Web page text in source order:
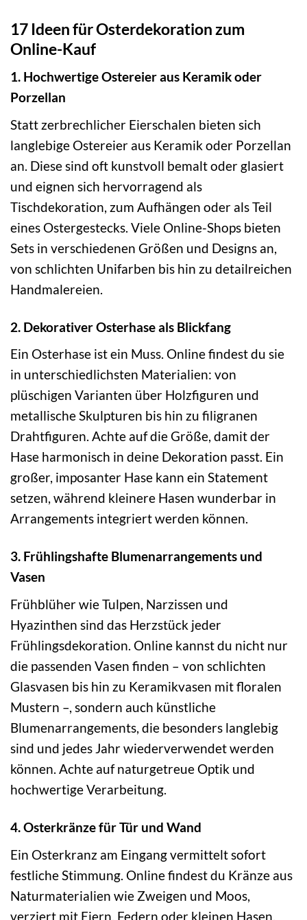
17 Ideen für Osterdekoration zum
Online-Kauf
1. Hochwertige Ostereier aus Keramik oder
Porzellan
Statt zerbrechlicher Eierschalen bieten sich
langlebige Ostereier aus Keramik oder Porzellan
an. Diese sind oft kunstvoll bemalt oder glasiert
und eignen sich hervorragend als
Tischdekoration, zum Aufhängen oder als Teil
eines Ostergestecks. Viele Online-Shops bieten
Sets in verschiedenen Größen und Designs an,
von schlichten Unifarben bis hin zu detailreichen
Handmalereien.
2. Dekorativer Osterhase als Blickfang
Ein Osterhase ist ein Muss. Online findest du sie
in unterschiedlichsten Materialien: von
plüschigen Varianten über Holzfiguren und
metallische Skulpturen bis hin zu filigranen
Drahtfiguren. Achte auf die Größe, damit der
Hase harmonisch in deine Dekoration passt. Ein
großer, imposanter Hase kann ein Statement
setzen, während kleinere Hasen wunderbar in
Arrangements integriert werden können.
3. Frühlingshafte Blumenarrangements und
Vasen
Frühblüher wie Tulpen, Narzissen und
Hyazinthen sind das Herzstück jeder
Frühlingsdekoration. Online kannst du nicht nur
die passenden Vasen finden – von schlichten
Glasvasen bis hin zu Keramikvasen mit floralen
Mustern –, sondern auch künstliche
Blumenarrangements, die besonders langlebig
sind und jedes Jahr wiederverwendet werden
können. Achte auf naturgetreue Optik und
hochwertige Verarbeitung.
4. Osterkränze für Tür und Wand
Ein Osterkranz am Eingang vermittelt sofort
festliche Stimmung. Online findest du Kränze aus
Naturmaterialien wie Zweigen und Moos,
verziert mit Eiern, Federn oder kleinen Hasen.